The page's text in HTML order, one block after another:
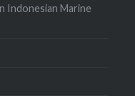
Indonesian Marine